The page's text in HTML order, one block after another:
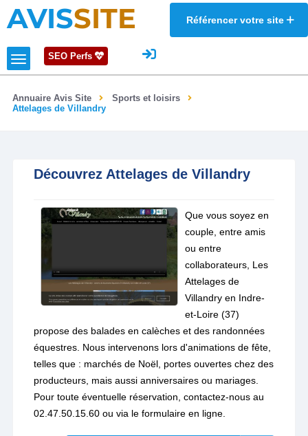
AVISSITE Référencer votre site
SEO Perfs
Annuaire Avis Site
Sports et loisirs
Attelages de Villandry
Découvrez Attelages de Villandry
Que vous soyez en
couple, entre amis
ou entre
collaborateurs, Les
Attelages de
Villandry en Indre-
et-Loire (37)
propose des balades en calèches et des randonnées
équestres. Nous intervenons lors d'animations de fête,
telles que : marchés de Noël, portes ouvertes chez des
producteurs, mais aussi anniversaires ou mariages.
Pour toute éventuelle réservation, contactez-nous au
02.47.50.15.60 ou via le formulaire en ligne.